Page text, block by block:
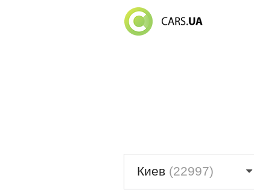
Киев (22997)